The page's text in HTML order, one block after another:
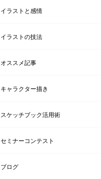
イラストと感情
イラストの技法
オススメ記事
キャラクター描き
スケッチブック活用術
セミナーコンテスト
ブログ